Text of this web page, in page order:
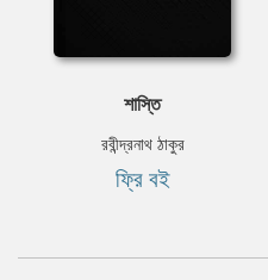
শাস্তি
রবীন্দ্রনাথ ঠাকুর
ফ্রি বই